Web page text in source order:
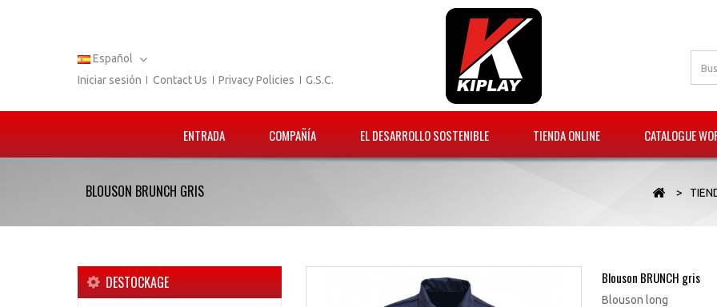
Español
Iniciar sesión
Contact Us Privacy Policies G.S.C.
ENTRADA COMPAÑÍA EL DESARROLLO SOSTENIBLE TIENDA ONLINE CATALOGUE
BLOUSON BRUNCH GRIS >
DESTOCKAGE Blouson BRUNCH gris
Blouson long